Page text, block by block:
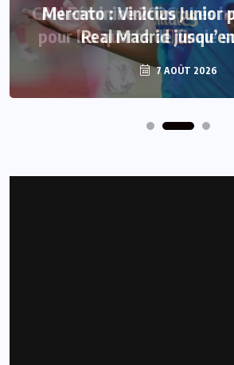
Mercato : Vinicius Junior
Real Madrid
7 AOÛT 2026